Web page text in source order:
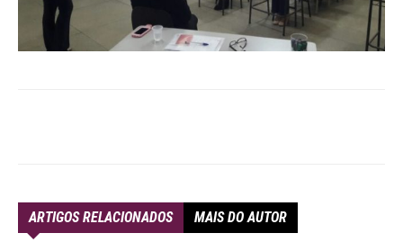
ARTIGOS RELACIONADOS MAIS DO AUTOR